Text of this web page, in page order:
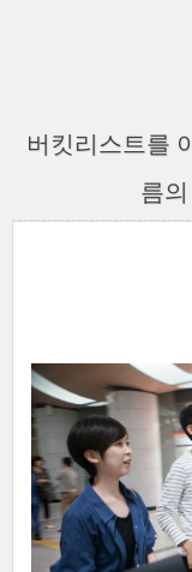
버킷리스트를
름